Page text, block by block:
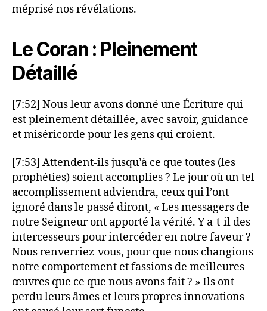
méprisé nos révélations.
Le Coran : Pleinement
Détaillé
[7:52] Nous leur avons donné une Écriture qui
est pleinement détaillée, avec savoir, guidance
et miséricorde pour les gens qui croient.
[7:53] Attendent-ils jusqu’à ce que toutes (les
prophéties) soient accomplies ? Le jour où un tel
accomplissement adviendra, ceux qui l’ont
ignoré dans le passé diront, « Les messagers de
notre Seigneur ont apporté la vérité. Y a-t-il des
intercesseurs pour intercéder en notre faveur ?
Nous renverriez-vous, pour que nous changions
notre comportement et fassions de meilleures
œuvres que ce que nous avons fait ? » Ils ont
perdu leurs âmes et leurs propres innovations